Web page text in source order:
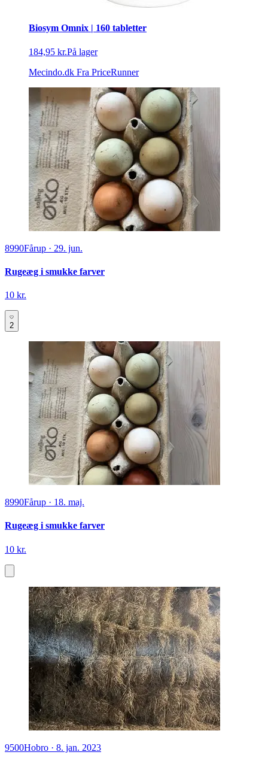
Biosym Omnix | 160 tabletter
184,95 kr.På lager
Mecindo.dk Fra PriceRunner
8990Fårup · 29. jun.
Rugeæg i smukke farver
10 kr.
2
8990Fårup · 18. maj.
Rugeæg i smukke farver
10 kr.
9500Hobro · 8. jan. 2023